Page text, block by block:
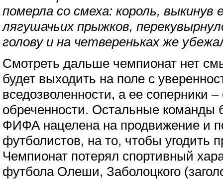
померла со смеха: король, выкинув
лягушачьих прыжков,
голову и на четвереньках же
Смотреть дальше чемпионат нет
будет выходить на поле с
вседозволенности, а ее соперники
обреченности. Остальные команды
ФИФА нацелена на продвижение и
футболистов, на то, чтобы угодить
Чемпионат потерял спортивный
футбола Олеши, Заболоцкого